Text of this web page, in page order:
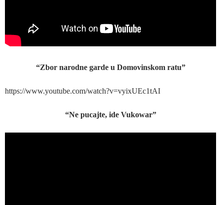
“Zbor narodne garde u Domovinskom ratu”
https://www.youtube.com/watch?v=vyixUEc1tAI
“Ne pucajte, ide Vukowar”